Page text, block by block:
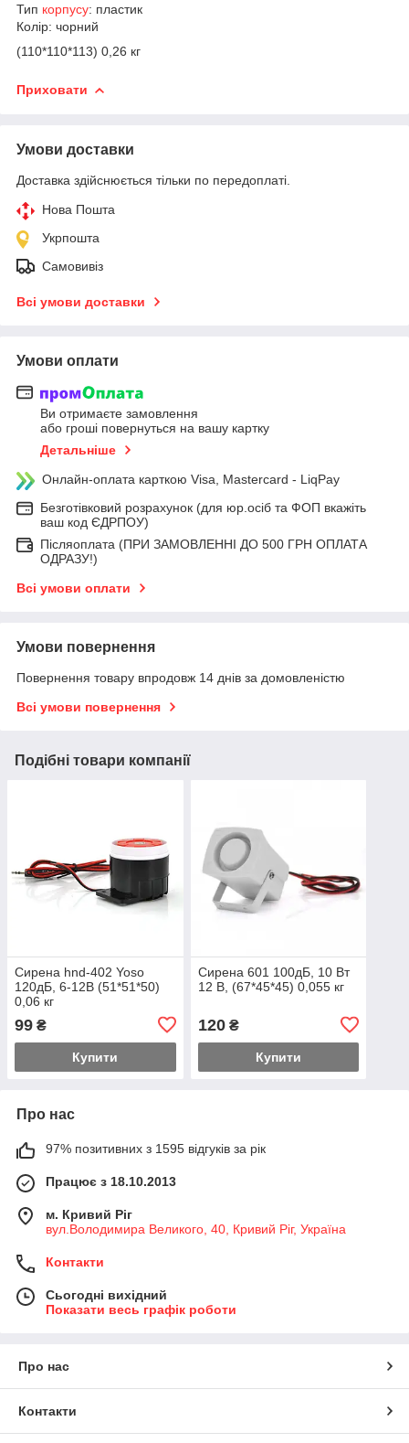
Тип корпусу: пластик
Колір: чорний
(110*110*113) 0,26 кг
Приховати
Умови доставки
Доставка здійснюється тільки по передоплаті.
Нова Пошта
Укрпошта
Самовивіз
Всі умови доставки
Умови оплати
Ви отримаєте замовлення
або гроші повернуться на вашу картку
Детальніше
Онлайн-оплата карткою Visa, Mastercard - LiqPay
Безготівковий розрахунок (для юр.осіб та ФОП вкажіть
ваш код ЄДРПОУ)
Післяоплата (ПРИ ЗАМОВЛЕННІ ДО 500 ГРН ОПЛАТА
ОДРАЗУ!)
Всі умови оплати
Умови повернення
Повернення товару впродовж 14 днів за домовленістю
Всі умови повернення
Подібні товари компанії
Сирена hnd-402 Yoso
120дБ, 6-12В (51*51*50)
0,06 кг
99 ₴
Купити
Сирена 601 100дБ, 10 Вт
12 В, (67*45*45) 0,055 кг
120₴
Купити
Про нас
97% позитивних з 1595 відгуків за рік
Працює з 18.10.2013
м. Кривий Ріг
вул.Володимира Великого, 40, Кривий Ріг, Україна
Контакти
Сьогодні вихідний
Показати весь графік роботи
Про нас
Контакти